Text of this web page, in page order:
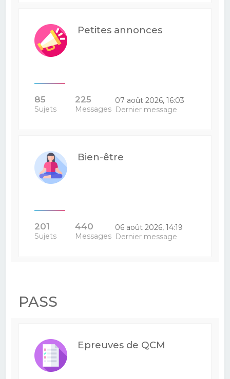
Petites annonces
85
Sujets
225
Messages
07 août 2026, 16:03
Dernier message
Bien-être
201
Sujets
440
Messages
06 août 2026, 14:19
Dernier message
PASS
Epreuves de QCM